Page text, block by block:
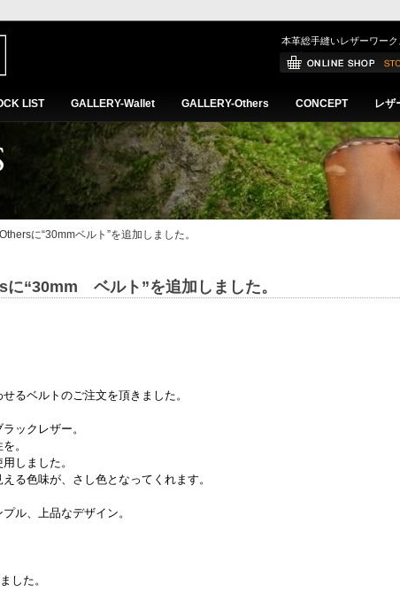
本革総手縫いレザーワー
LIST GALLERY-Wallet GALLERY-Others CONCEPT レザ
に“30mmベルト”を追加しました。
に“30mm ベルト”を追加しました。
るベルトのご注文を頂きました。
ックレザー。
。
しました。
る色味が、さし色となってくれます。
ル、上品なデザイン。
した。